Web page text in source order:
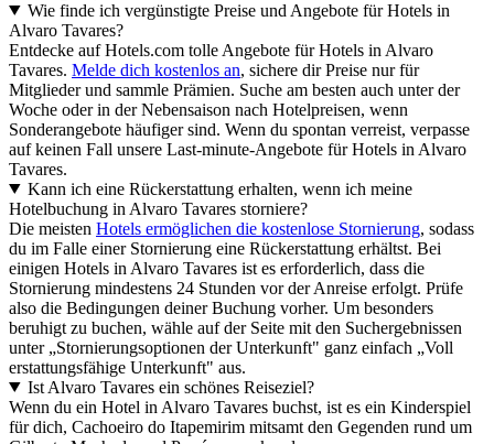
Wie finde ich vergünstigte Preise und Angebote für Hotels in
Alvaro Tavares?
Entdecke auf Hotels.com tolle Angebote für Hotels in Alvaro
Tavares. Melde dich kostenlos an, sichere dir Preise nur für
Mitglieder und sammle Prämien. Suche am besten auch unter der
Woche oder in der Nebensaison nach Hotelpreisen, wenn
Sonderangebote häufiger sind. Wenn du spontan verreist, verpasse
auf keinen Fall unsere Last-minute-Angebote für Hotels in Alvaro
Tavares.
Kann ich eine Rückerstattung erhalten, wenn ich meine
Hotelbuchung in Alvaro Tavares storniere?
Die meisten Hotels ermöglichen die kostenlose Stornierung, sodass
du im Falle einer Stornierung eine Rückerstattung erhältst. Bei
einigen Hotels in Alvaro Tavares ist es erforderlich, dass die
Stornierung mindestens 24 Stunden vor der Anreise erfolgt. Prüfe
also die Bedingungen deiner Buchung vorher. Um besonders
beruhigt zu buchen, wähle auf der Seite mit den Suchergebnissen
unter „Stornierungsoptionen der Unterkunft" ganz einfach „Voll
erstattungsfähige Unterkunft" aus.
Ist Alvaro Tavares ein schönes Reiseziel?
Wenn du ein Hotel in Alvaro Tavares buchst, ist es ein Kinderspiel
für dich, Cachoeiro do Itapemirim mitsamt den Gegenden rund um